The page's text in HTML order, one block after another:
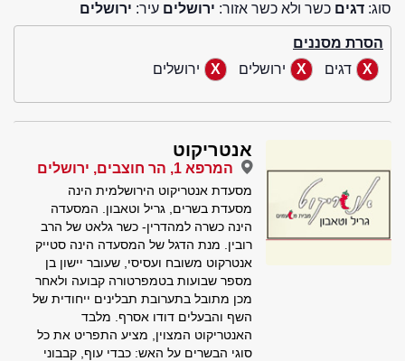
סוג: דגים כשר ולא כשר אזור: ירושלים עיר: ירושלים
הסרת מסננים
דגים
ירושלים ירושלים
אנטריקוט
המרפא 1, הר חוצבים, ירושלים
מסעדת אנטריקוט הירושלמית הינה
מסעדת בשרים, גריל וטאבון. המסעדה
הינה כשרה למהדרין- כשר גלאט של הרב
רובין. מנת הדגל של המסעדה הינה סטייק
אנטרקוט משובח ועסיסי, שעובר יישון בן
מספר שבועות בטמפרטורה קבועה ולאחר
מכן מתובל בתערובת תבלינים ייחודית של
השף והבעלים דודו אסרף. מלבד
האנטריקוט המצוין, מציע התפריט את כל
סוגי הבשרים על האש: כבדי עוף, קבבוני